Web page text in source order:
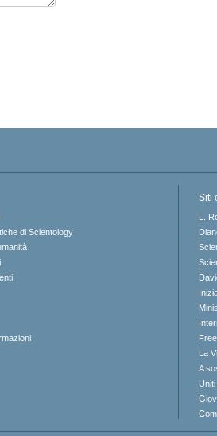
di Scientology
Siti
L.
La
A